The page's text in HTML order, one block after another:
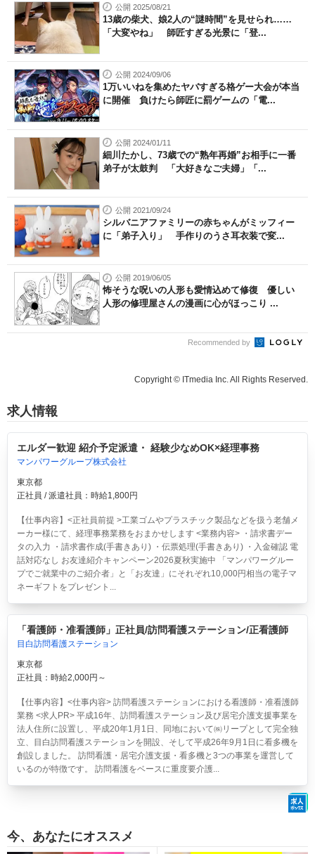
公開 2025/08/21
13歳の柴犬、娘2人の“謎時間”を見せられ……
「大変やね」 師匠すぎる光景に「登...
公開 2024/09/06
1万いいねを集めたヤバすぎる格ゲー大会が本当
に開催 負けたら師匠に罰ゲームの「電...
公開 2024/01/11
細川たかし、73歳での“熟年再婚”お相手に一番
弟子が太鼓判 「大好きなご夫婦」「...
公開 2021/09/24
シルバニアファミリーの赤ちゃんがミッフィー
に「弟子入り」 手作りのうさ耳衣装で変...
公開 2019/06/05
怖そうな呪いの人形も愛情込めて修復 優しい
人形の修理屋さんの漫画に心がほっこり ...
Recommended by
Copyright © ITmedia Inc. All Rights Reserved.
求人情報
エルダー歓迎 紹介予定派遣・ 経験少なめOK×経理事務
マンパワーグループ株式会社
東京都
正社員 / 派遣社員：時給1,800円
【仕事内容】<正社員前提 >工業ゴムやプラスチック製品などを扱う老舗メ
ーカー様にて、経理事務業務をおまかせします <業務内容> ・請求書デー
タの入力 ・請求書作成(手書きあり) ・伝票処理(手書きあり) ・入金確認 電
話対応なし お友達紹介キャンペーン2026夏秋実施中 「マンパワーグルー
プでご就業中のご紹介者」と「お友達」にそれぞれ10,000円相当の電子マ
ネーギフトをプレゼント...
「看護師・准看護師」正社員/訪問看護ステーション/正看護師
目白訪問看護ステーション
東京都
正社員：時給2,000円～
【仕事内容】<仕事内容> 訪問看護ステーションにおける看護師・准看護師
業務 <求人PR> 平成16年、訪問看護ステーション及び居宅介護支援事業を
法人住所に設置し、平成20年1月1日、同地において㈱リープとして完全独
立、目白訪問看護ステーションを開設、そして平成26年9月1日に看多機を
創設しました。 訪問看護・居宅介護支援・看多機と3つの事業を運営して
いるのが特徴です。 訪問看護をベースに重度要介護...
今、あなたにオススメ